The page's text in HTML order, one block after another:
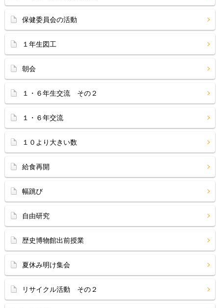
保健委員会の活動
１年生図工
朝会
１・６年生交流 その２
１・６年交流
１０より大きい数
給食再開
幅跳び
自由研究
歴史博物館出前授業
夏休み明け集会
リサイクル活動 その２